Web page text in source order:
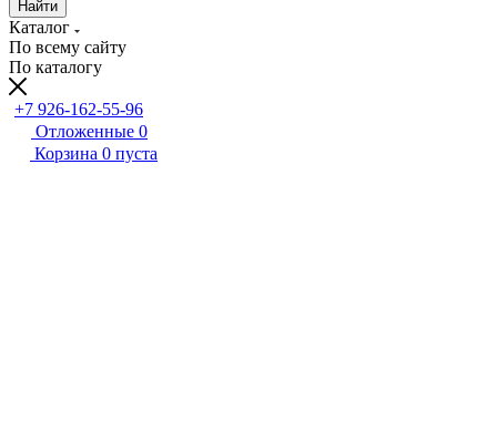
Найти
Каталог
По всему сайту
По каталогу
+7 926-162-55-96
Отложенные 0
Корзина 0 пуста